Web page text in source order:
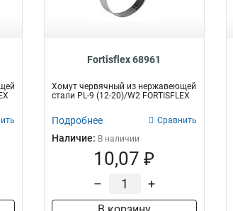
Fortisflex 68961
Хомут червячный из нержавеющей
стали PL-9 (12-20)/W2 FORTISFLEX
Подробнее Сравнить
Наличие: В наличии
10,07 ₽
– +